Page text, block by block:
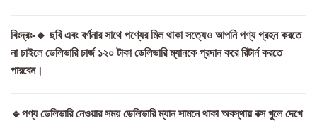
বিঃদ্রঃ-🔸 ছবি এবং বর্ণনার সাথে পণ্যের মিল থাকা সত্যেও আপনি পণ্য গ্রহন করতে
না চাইলে ডেলিভারি চার্জ ১২০ টাকা ডেলিভারি ম্যানকে প্রদান করে রিটার্ন করতে
পারবেন।
🔹পণ্য ডেলিভারি নেওয়ার সময় ডেলিভারি ম্যান সামনে থাকা অবস্থায় বক্স খুলে দেখে